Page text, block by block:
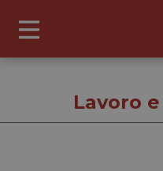
Lavoro